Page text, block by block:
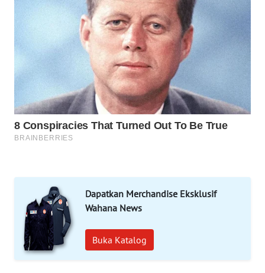
Dapatkan Merchandise Eksklusif
Wahana News
Buka Katalog
Wahana
Network
MASYARAKAT
KELISTRIKAN
WALINKI
ID